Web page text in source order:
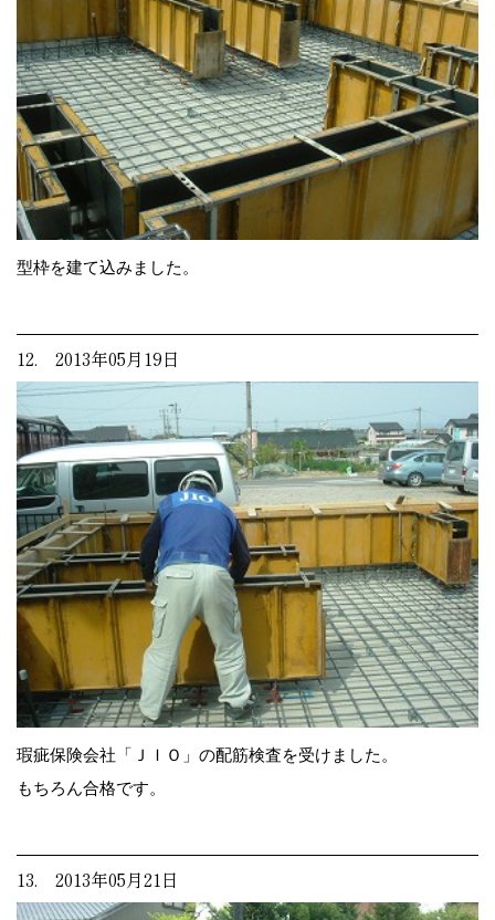
型枠を建て込みました。
12. 2013年05月19日
瑕疵保険会社「ＪＩＯ」の配筋検査を受けました。
もちろん合格です。
13. 2013年05月21日